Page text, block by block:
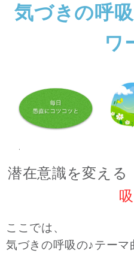
気づきの呼
ワ
潜在意識を変える
吸
ここでは、
気づきの呼吸の♪テーマ